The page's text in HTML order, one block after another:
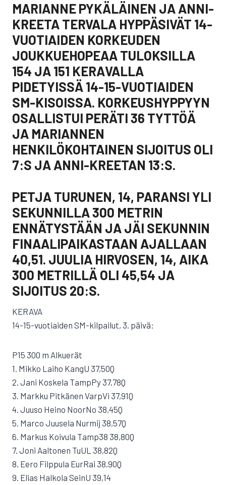
MARIANNE PYKÄLÄINEN JA ANNI-
KREETA TERVALA HYPPÄSIVÄT 14-
VUOTIAIDEN KORKEUDEN
JOUKKUEHOPEAA TULOKSILLA
154 JA 151 KERAVALLA
PIDETYISSÄ 14-15-VUOTIAIDEN
SM-KISOISSA. KORKEUSHYPPYYN
OSALLISTUI PERÄTI 36 TYTTÖÄ
JA MARIANNEN
HENKILÖKOHTAINEN SIJOITUS OLI
7:S JA ANNI-KREETAN 13:S.
PETJA TURUNEN, 14, PARANSI YLI
SEKUNNILLA 300 METRIN
ENNÄTYSTÄÄN JA JÄI SEKUNNIN
FINAALIPAIKASTAAN AJALLAAN
40,51. JUULIA HIRVOSEN, 14, AIKA
300 METRILLÄ OLI 45,54 JA
SIJOITUS 20:S.
KERAVA
14-15-vuotiaiden SM-kilpailut, 3. päivä:
P15 300 m Alkuerät
1. Mikko Laiho KangU 37,50Q
2. Jani Koskela TampPy 37,78Q
3. Markku Pitkänen VarpVi 37,91Q
4. Juuso Heino NoorNo 38,45Q
5. Marco Juusela Nurmij 38,57Q
6. Markus Koivula Tamp38 38,80Q
7. Joni Aaltonen TuUL 38,82Q
8. Eero Filppula EurRai 38,90Q
9. Elias Halkola SeinU 39,14